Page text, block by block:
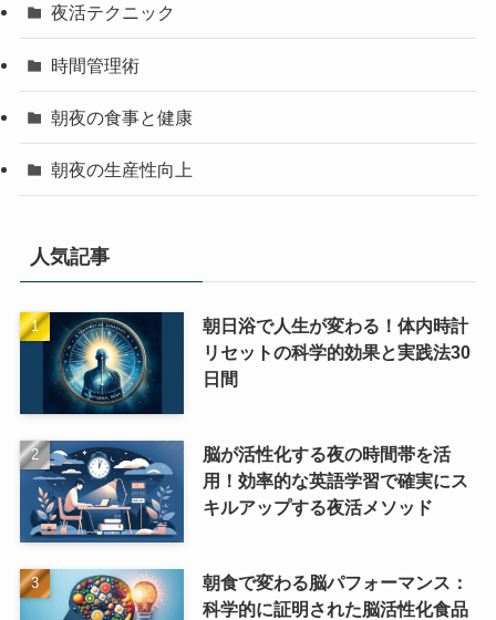
夜活テクニック
時間管理術
朝夜の食事と健康
朝夜の生産性向上
人気記事
朝日浴で人生が変わる！体内時計
リセットの科学的効果と実践法30
日間
脳が活性化する夜の時間帯を活
用！効率的な英語学習で確実にス
キルアップする夜活メソッド
朝食で変わる脳パフォーマンス：
科学的に証明された脳活性化食品